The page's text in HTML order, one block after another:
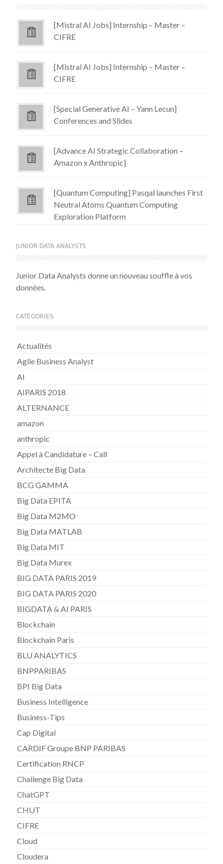
[Mistral AI Jobs] Internship – Master –
CIFRE
[Mistral AI Jobs] Internship – Master –
CIFRE
[Special Generative AI – Yann Lecun]
Conferences and Slides
[Advance AI Strategic Collaboration –
Amazon x Anthropic]
[Quantum Computing] Pasqal launches First
Neutral Atoms Quantum Computing
Exploration Platform
JUNIOR DATA ANALYSTS
Junior Data Analysts donne un nouveau souffle à vos
données.
CATÉGORIES
Actualités
Agile Business Analyst
AI
AIPARIS 2018
ALTERNANCE
amazon
anthropic
Appel à Candidature – Call
Architecte Big Data
BCG GAMMA
Big Data EPITA
Big Data M2MO
Big Data MATLAB
Big Data MIT
Big Data Murex
BIG DATA PARIS 2019
BIG DATA PARIS 2020
BIGDATA & AI PARIS
Blockchain
Blockchain Paris
BLU ANALYTICS
BNPPARIBAS
BPI Big Data
Business Intelligence
Business-Tips
Cap Digital
CARDIF Groupe BNP PARIBAS
Certification RNCP
Challenge Big Data
ChatGPT
CHUT
CIFRE
Cloud
Cloudera